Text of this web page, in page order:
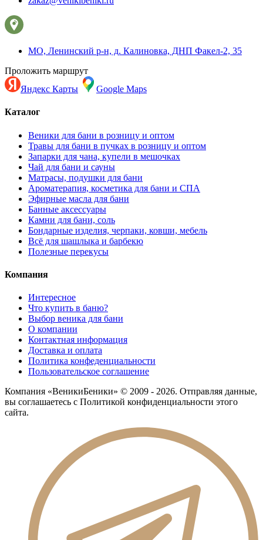
МО, Ленинский р-н, д. Калиновка, ДНП Факел-2, 35
Проложить маршрут
Яндекс Карты
Google Maps
Каталог
Веники для бани в розницу и оптом
Травы для бани в пучках в розницу и оптом
Запарки для чана, купели в мешочках
Чай для бани и сауны
Матрасы, подушки для бани
Ароматерапия, косметика для бани и СПА
Эфирные масла для бани
Банные аксессуары
Камни для бани, соль
Бондарные изделия, черпаки, ковши, мебель
Всё для шашлыка и барбекю
Полезные перекусы
Компания
Интересное
Что купить в баню?
Выбор веника для бани
О компании
Контактная информация
Доставка и оплата
Политика конфеденциальности
Пользовательское соглашение
Компания «ВеникиБеники» © 2009 - 2026. Отправляя данные,
вы соглашаетесь с Политикой конфиденциальности этого
сайта.